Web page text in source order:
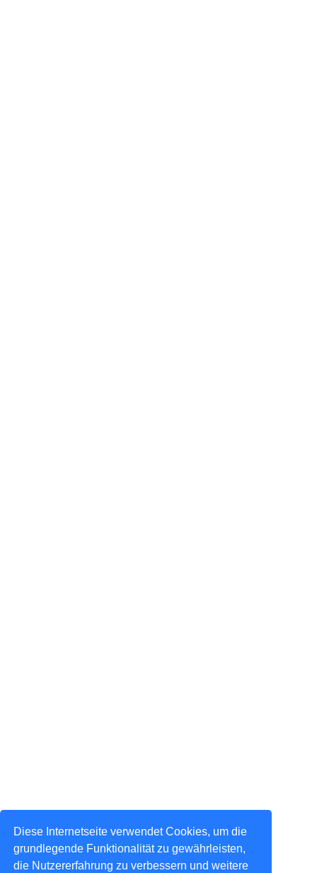
Diese Internetseite verwendet Cookies, um die
grundlegende Funktionalität zu gewährleisten,
die Nutzererfahrung zu verbessern und weitere